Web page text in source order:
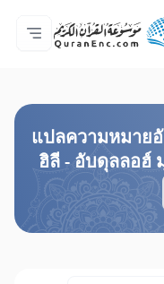
หน้าหลัก
สารบัญ​คำแป
Audio
บริการสำหรับ
เกี่ยวกับโครง
ติดต่อเรา
ภาษา
แปล​ความหมาย​
ฮิลี - อับดุลลอฮ์